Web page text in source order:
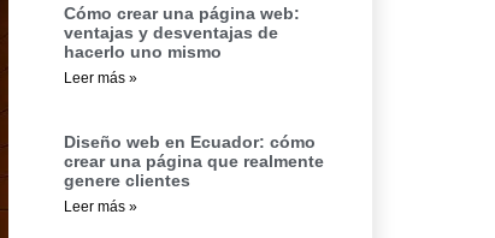
Cómo crear una página web:
ventajas y desventajas de
hacerlo uno mismo
Leer más »
Diseño web en Ecuador: cómo
crear una página que realmente
genere clientes
Leer más »